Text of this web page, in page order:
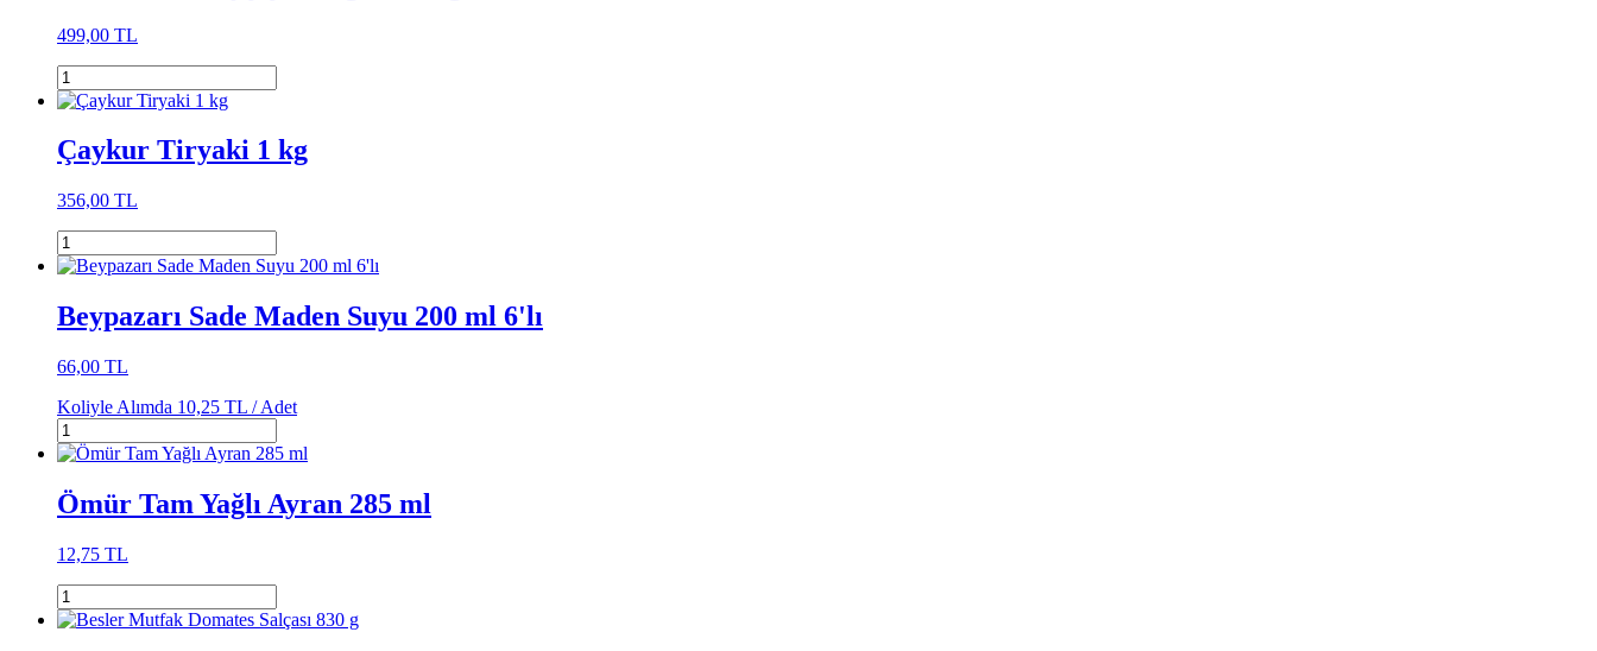
499,00 TL
Çaykur Tiryaki 1 kg
356,00 TL
Beypazarı Sade Maden Suyu 200 ml 6'lı
66,00 TL
Koliyle Alımda 10,25 TL /Adet
Ömür Tam Yağlı Ayran 285 ml
12,75 TL